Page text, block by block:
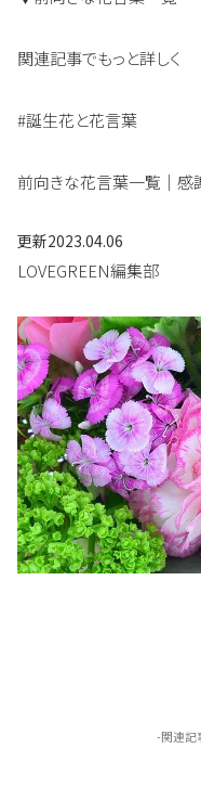
関連記事でもっと詳しく
#誕生花と花言葉
前向きな花言葉一覧｜感
更新2023.04.06
LOVEGREEN編集部
-関連記